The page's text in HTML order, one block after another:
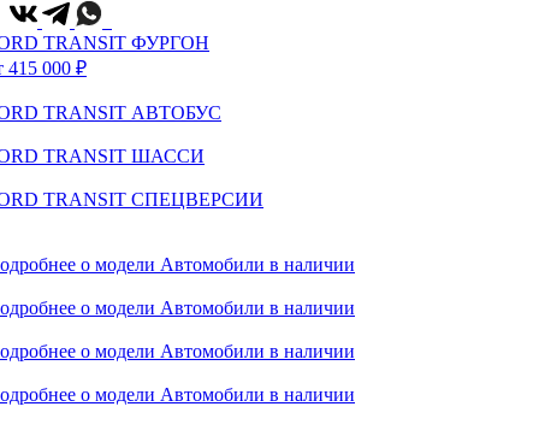
TRANSIT ФУРГОН
415 000 ₽
TRANSIT АВТОБУС
TRANSIT ШАССИ
TRANSIT СПЕЦВЕРСИИ
о модели Автомобили в наличии
о модели Автомобили в наличии
о модели Автомобили в наличии
о модели Автомобили в наличии